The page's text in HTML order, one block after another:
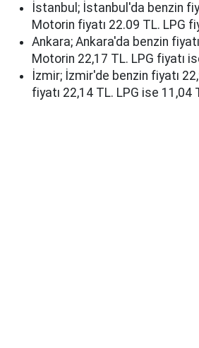
İstanbul; İstanbul'da benzin
Motorin fiyatı 22.09 TL. LPG
Ankara; Ankara'da benzin
Motorin 22,17 TL. LPG fiyatı
İzmir; İzmir'de benzin fiyatı
fiyatı 22,14 TL. LPG ise 11,04